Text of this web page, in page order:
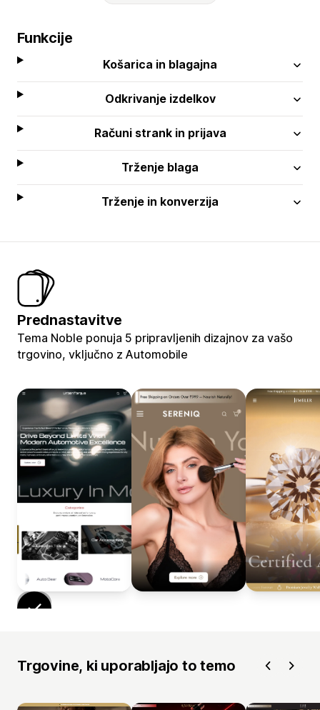
Funkcije
Košarica in blagajna
Odkrivanje izdelkov
Računi strank in prijava
Trženje blaga
Trženje in konverzija
Prednastavitve
Tema Noble ponuja 5 pripravljenih dizajnov za vašo
trgovino, vključno z Automobile
Trgovine, ki uporabljajo to temo